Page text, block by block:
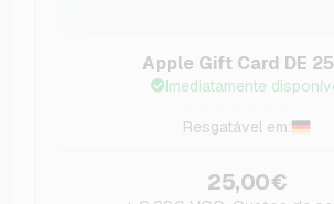
Apple Gift Card DE
Imediatamente
Resgatável em:
25,00€